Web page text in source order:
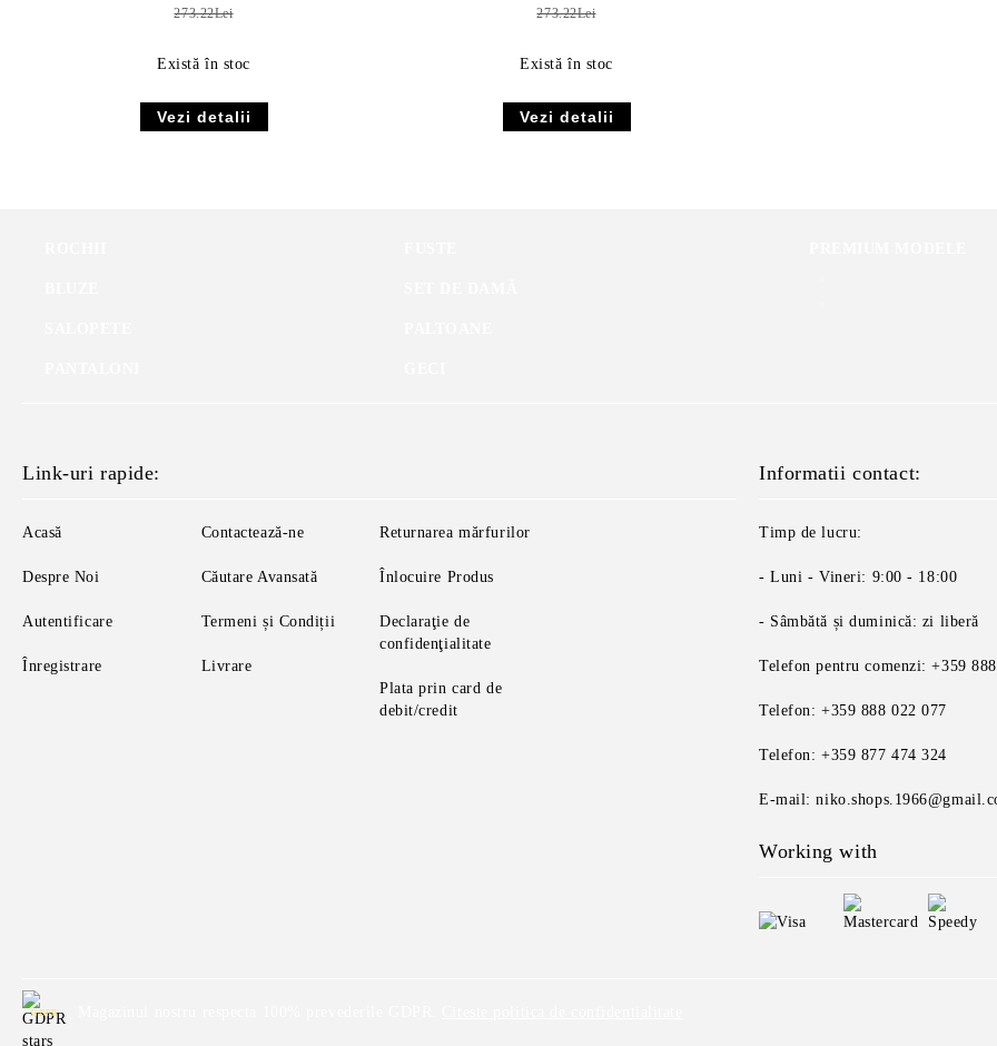
273.22Lei
Există în stoc
Vezi detalii
273.22Lei
Există în stoc
Vezi detalii
Link-uri rapide:
Acasă
Despre Noi
Autentificare
Înregistrare
Contactează-ne
Căutare Avansată
Termeni și Condiții
Livrare
Returnarea mărfurilor
Înlocuire Produs
Declaraţie de
confidenţialitate
Plata prin card de
debit/credit
Informatii contact:
Timp de lucru:
- Luni - Vineri: 9:00 - 18:00
- Sâmbătă și duminică: zi liberă
Telefon pentru comenzi: +359
Telefon: +359 888 022 077
Telefon: +359 877 474 324
E-mail:
Working with
GDPR